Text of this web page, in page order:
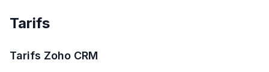
Tarifs
Tarifs Zoho CRM